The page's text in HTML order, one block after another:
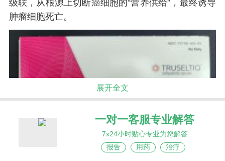
级联，从根源上切断癌细胞的“营养供给”，最终诱导
肿瘤细胞死亡。
展开全文
一对一客服专业解答
7x24小时贴心专业为您解答
报告
用药 治疗